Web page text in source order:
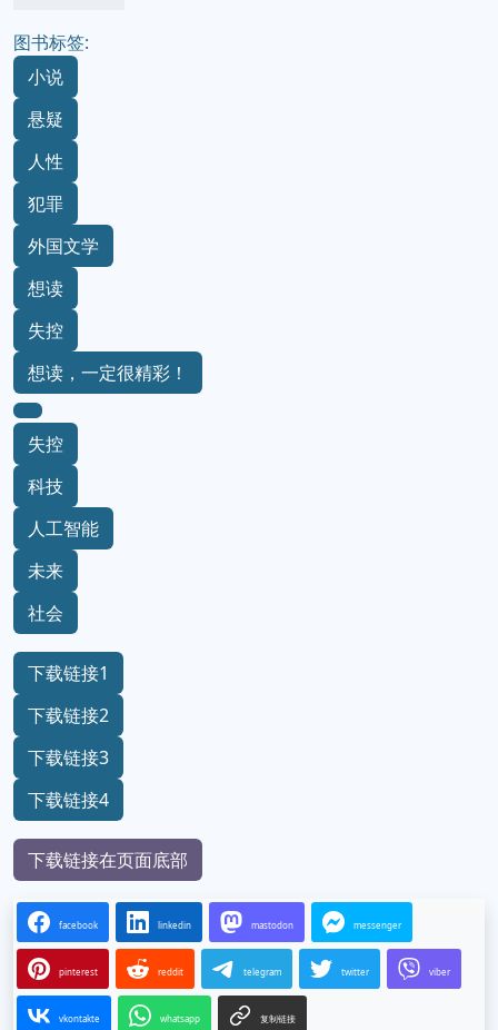
图书标签:
小说
悬疑
人性
犯罪
外国文学
想读
失控
想读，一定很精彩！
失控
科技
人工智能
未来
社会
下载链接1
下载链接2
下载链接3
下载链接4
下载链接在页面底部
facebook linkedin mastodon messenger
pinterest reddit telegram twitter viber
vkontakte whatsapp 复制链接